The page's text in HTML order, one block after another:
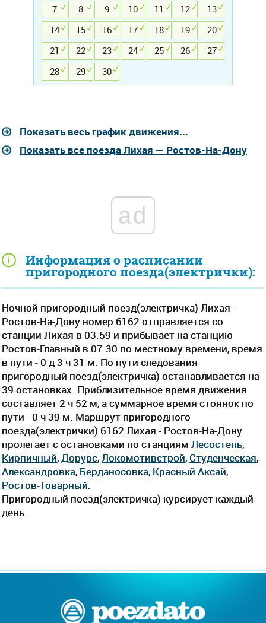
Информация о расписании
пригородного поезда(электрички):
Ночной пригородный поезд(электричка) Лихая -
Ростов-На-Дону номер 6162 отправляется со
станции Лихая в 03.59 и прибывает на станцию
Ростов-Главный в 07.30 по местному времени, время
в пути - 0 д 3 ч 31 м. По пути следования
пригородный поезд(электричка) останавливается на
39 остановках. Приблизительное время движения
составляет 2 ч 52 м, а суммарное время стоянок по
пути - 0 ч 39 м. Маршрут пригородного
поезда(электрички) 6162 Лихая - Ростов-На-Дону
пролегает c остановками по станциям Лесостепь,
Кирпичный, Дорурс, Локомотивстрой, Студенческая,
Александровка, Берданосовка, Красный Аксай,
Ростов-Товарный
Пригородный поезд(электричка) курсирует каждый
день.
7
8 9 10 11 12
13
14
15 16 17 18 19
20
21
22 23 24 25 26
27
28
29 30
Показать весь график движения...
Показать все поезда Лихая — Ростов-На-Дону
ad